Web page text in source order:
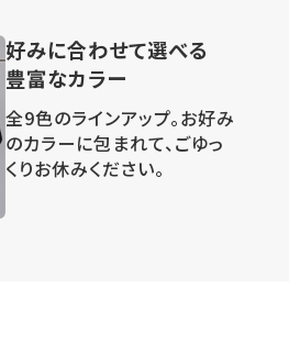
好みに合わせて選べる
豊富なカラー
全9色のラインアップ。お好み
のカラーに包まれて、ごゆっ
くりお休みください。